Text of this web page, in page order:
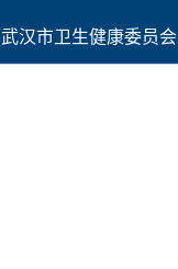
武汉市卫生健康委员会